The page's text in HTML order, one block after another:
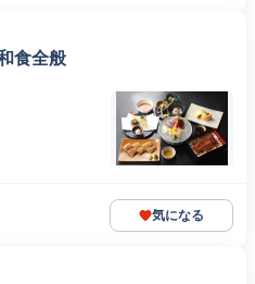
食全般
気になる